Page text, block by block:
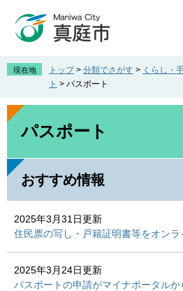
先
。
を
て
現在地 トップ > 分類でさがす > くらし・
ト > パスポート
本
パスポート
おすすめ情報
2025年3月31日更新
住民票の写し・戸籍証明書等をオン
2025年3月24日更新
パスポートの申請がマイナポータルか